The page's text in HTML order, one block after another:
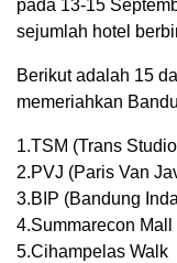
pada 13-15
sejumlah hotel
Berikut adalah 15
memeriahkan
1.TSM (Trans
2.PVJ (Paris Van
3.BIP (Bandung
4.Summarecon Mall
5.Cihampelas Walk